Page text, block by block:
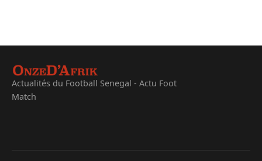
Actualités du Football Senegal - Actu Foot
Match